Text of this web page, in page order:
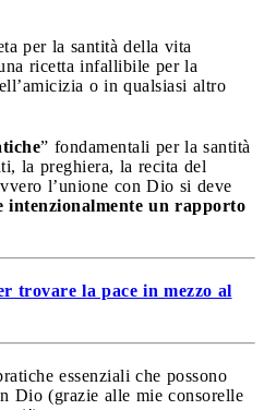
per la santità della vita
ricetta infallibile per la
o in qualsiasi altro
” fondamentali per la santità
la preghiera, la recita del
l’unione con Dio si deve
intenzionalmente un rapporto
trovare la pace in mezzo al
essenziali che possono
Dio (grazie alle mie consorelle